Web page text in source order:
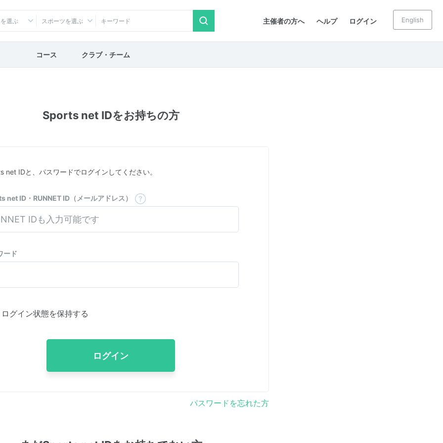
主催者の方へ ヘルプ ログイン
選ぶ スポーツを選ぶ English
コース クラブ・チーム
Sports net IDをお持ちの方
net IDと、パスワードでログインしてください。
net ID・RUNNET ID（メールアドレス）
ード
ログイン状態を保持する
ログイン
パスワードを忘れた方